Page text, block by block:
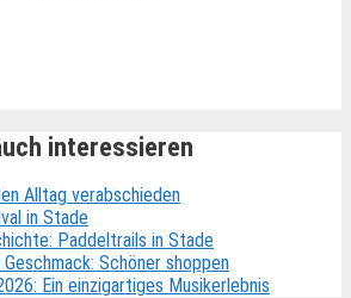
interessieren
Alltag verabschieden
in Stade
Paddeltrails in Stade
Schöner shoppen
Ein einzigartiges Musikerlebnis